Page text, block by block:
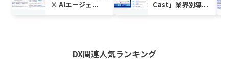
× AIエージェ...
Cast」業界別導...
DX関連人気ランキング